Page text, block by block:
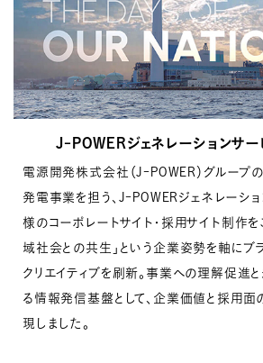
J-POWERジェネレーションサ
電源開発株式会社（J-POWER）グループ
発電事業を担う、
J-POWERジェネレーシ
様のコーポレートサイト・採用サイト制作を
域社会との共生」という企業姿勢を軸にブ
クリエイティブを刷新。事業への理解促進
る情報発信基盤として、企業価値と採用面
現しました。